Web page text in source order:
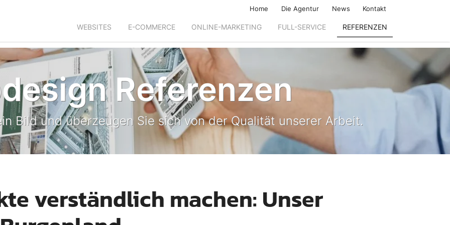
Home Die Agentur News Kontakt
WEBSITES E-COMMERCE ONLINE-MARKETING FULL-SERVICE REFERENZEN
Referenzen
Bild und überzeugen Sie sich von der Qualität unserer Arbeit.
verständlich machen: Unser